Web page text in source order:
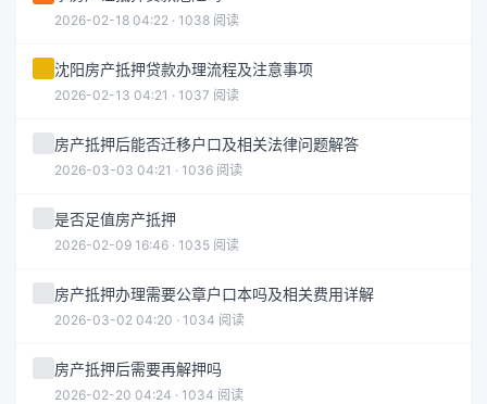
2026-02-18 04:22 · 1038 阅读
沈阳房产抵押贷款办理流程及注意事项
2026-02-13 04:21 · 1037 阅读
房产抵押后能否迁移户口及相关法律问题解答
2026-03-03 04:21 · 1036 阅读
是否足值房产抵押
2026-02-09 16:46 · 1035 阅读
房产抵押办理需要公章户口本吗及相关费用详解
2026-03-02 04:20 · 1034 阅读
房产抵押后需要再解押吗
2026-02-20 04:24 · 1034 阅读